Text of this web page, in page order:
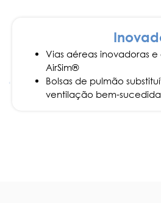
Vias aéreas inovadoras
AirSim®
Bolsas de pulmão
ventilação bem-sucedida